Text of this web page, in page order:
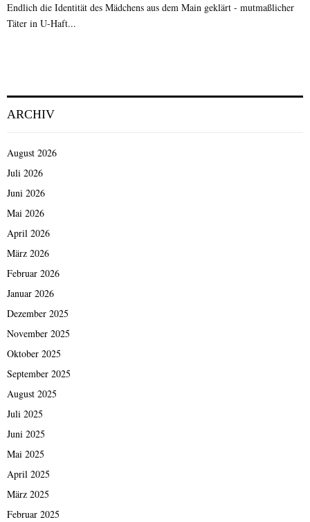
Endlich die Identität des Mädchens aus dem Main geklärt - mutmaßlicher
Täter in U-Haft...
ARCHIV
August 2026
Juli 2026
Juni 2026
Mai 2026
April 2026
März 2026
Februar 2026
Januar 2026
Dezember 2025
November 2025
Oktober 2025
September 2025
August 2025
Juli 2025
Juni 2025
Mai 2025
April 2025
März 2025
Februar 2025